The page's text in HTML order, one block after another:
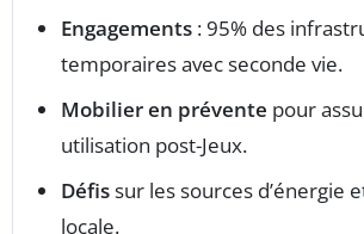
Engagements : 95% des
temporaires avec seconde vie.
Mobilier en prévente pour
utilisation post-Jeux.
Défissur les sources d’énergie
locale.